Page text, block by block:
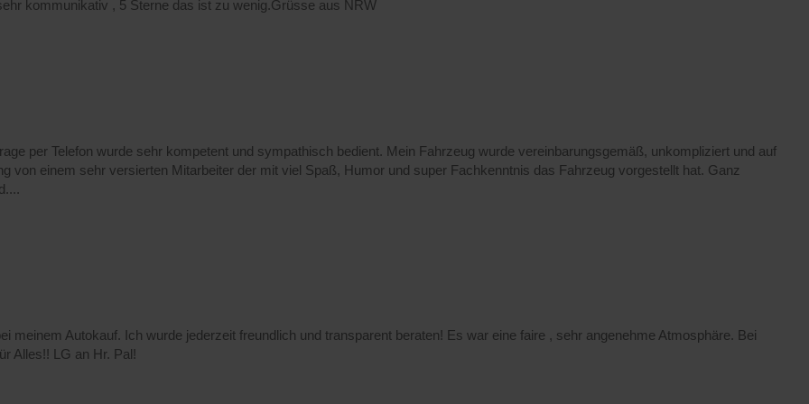
kommunikativ , 5 Sterne das ist zu wenig.Grüsse aus NRW
per Telefon wurde sehr kompetent und sympathisch bedient. Mein Fahrzeug wurde vereinbarungsgemäß, unkompliziert und auf
von einem sehr versierten Mitarbeiter der mit viel Spaß, Humor und super Fachkenntnis das Fahrzeug vorgestellt hat. Ganz
meinem Autokauf. Ich wurde jederzeit freundlich und transparent beraten! Es war eine faire , sehr angenehme Atmosphäre. Bei
Alles!! LG an Hr. Pal!